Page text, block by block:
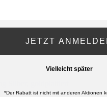
JETZT
Vielleicht später
*Der Rabatt ist nicht mit anderen Aktionen